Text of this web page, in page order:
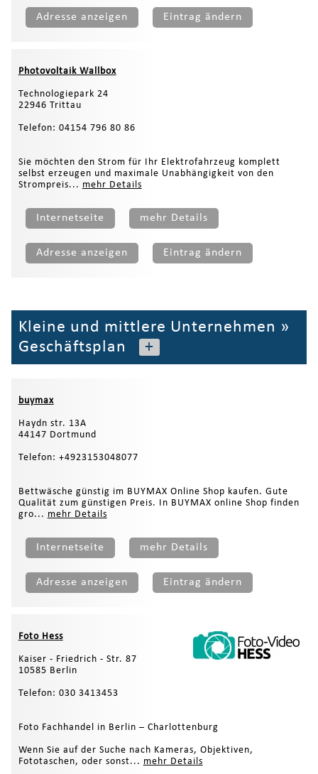
Adresse anzeigen Eintrag ändern
Photovoltaik Wallbox
Technologiepark 24
22946 Trittau
Telefon: 04154 796 80 86
Sie möchten den Strom für Ihr Elektrofahrzeug komplett
selbst erzeugen und maximale Unabhängigkeit von den
Strompreis... mehr Details
Internetseite mehr Details
Adresse anzeigen Eintrag ändern
Kleine und mittlere Unternehmen »
Geschäftsplan
+
buymax
Haydn str. 13A
44147 Dortmund
Telefon: +4923153048077
Bettwäsche günstig im BUYMAX Online Shop kaufen. Gute
Qualität zum günstigen Preis. In BUYMAX online Shop finden
gro... mehr Details
Internetseite mehr Details
Adresse anzeigen Eintrag ändern
Foto Hess
Kaiser - Friedrich - Str. 87
10585 Berlin
Telefon: 030 3413453
Foto Fachhandel in Berlin – Charlottenburg
Wenn Sie auf der Suche nach Kameras, Objektiven,
Fototaschen, oder sonst... mehr Details